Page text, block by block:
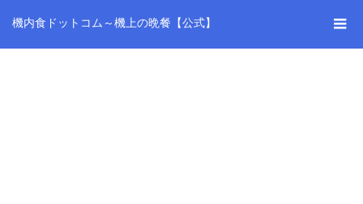
機内食ドットコム～機上の晩餐【公式】